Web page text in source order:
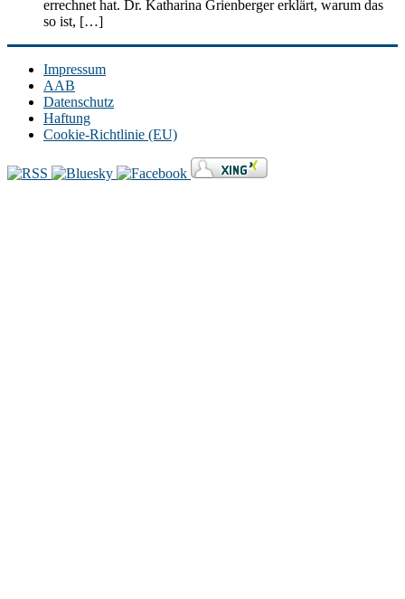
errechnet hat. Dr. Katharina Grienberger erklärt, warum das
so ist, […]
Impressum
AAB
Datenschutz
Haftung
Cookie-Richtlinie (EU)